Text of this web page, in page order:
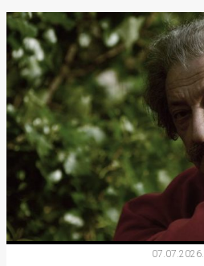
07.07.2026.